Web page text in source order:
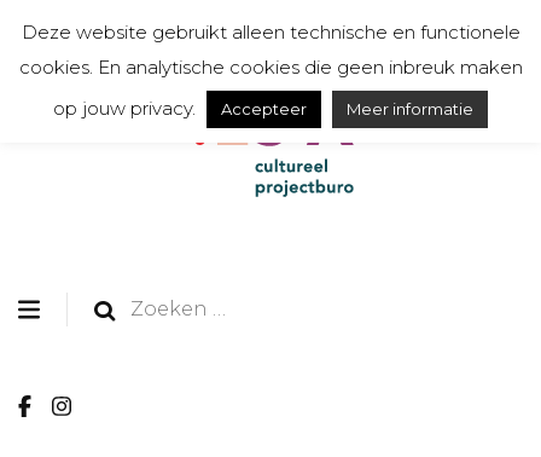
Zoeken
projectburo
Deze website gebruikt alleen technische en functionele
cookies. En analytische cookies die geen inbreuk maken
op jouw privacy.
Accepteer Meer informatie